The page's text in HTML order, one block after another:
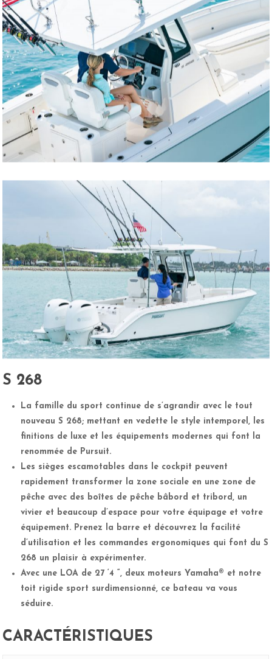
S 268
La famille du sport continue de s’agrandir avec le tout
nouveau S 268; mettant en vedette le style intemporel, les
finitions de luxe et les équipements modernes qui font la
renommée de Pursuit.
Les sièges escamotables dans le cockpit peuvent
rapidement transformer la zone sociale en une zone de
pêche avec des boîtes de pêche bâbord et tribord, un
vivier et beaucoup d’espace pour votre équipage et votre
équipement. Prenez la barre et découvrez la facilité
d’utilisation et les commandes ergonomiques qui font du S
268 un plaisir à expérimenter.
Avec une LOA de 27 ‘4 “, deux moteurs Yamaha® et notre
toit rigide sport surdimensionné, ce bateau va vous
séduire.
CARACTÉRISTIQUES